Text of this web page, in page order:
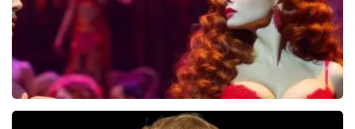
Pretty Woman